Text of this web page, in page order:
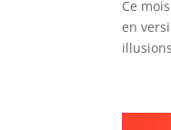
Ce
en